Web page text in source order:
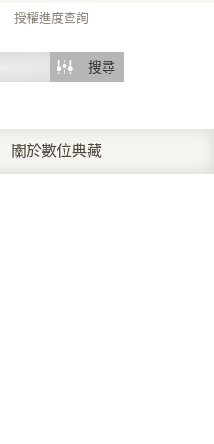
授權進度查詢
搜尋
關於數位典藏